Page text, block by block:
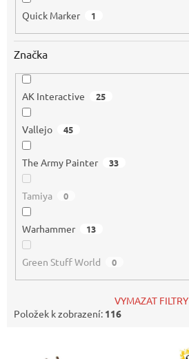
Quick Marker 1
Značka
AK Interactive 25
Vallejo 45
The Army Painter 33
Tamiya 0
Warhammer 13
Green Stuff World 0
VYMAZAT FILTRY
Položek k zobrazení: 116